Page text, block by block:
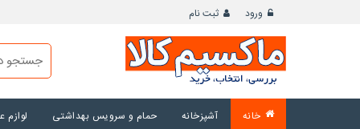
ورود ثبت نام
خانه آشپزخانه حمام و سرویس بهداشتی